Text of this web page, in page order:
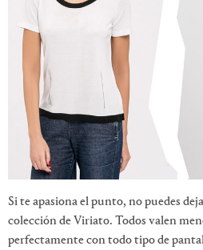
Si te apasiona el punto, no puedes
colección de Viriato. Todos valen
perfectamente con todo tipo de